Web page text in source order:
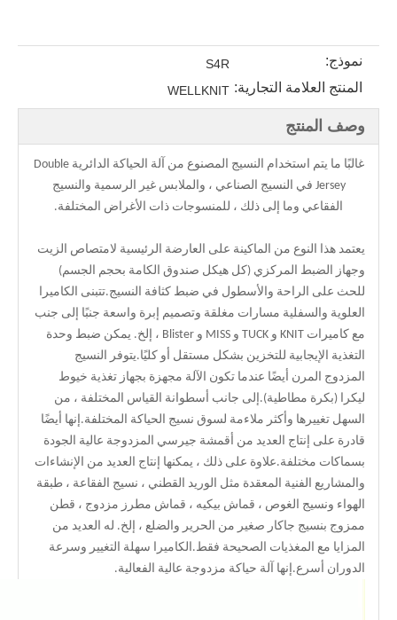
نموذج: S4R
المنتج العلامة التجارية: WELLKNIT
وصف المنتج
غالبًا ما يتم استخدام النسيج المصنوع من آلة الحياكة الدائرية Double
Jersey في النسيج الصناعي ، والملابس غير الرسمية والنسيج
الفقاعي وما إلى ذلك ، للمنسوجات ذات الأغراض المختلفة.
يعتمد هذا النوع من الماكينة على العارضة الرئيسية لامتصاص الزيت
وجهاز الضبط المركزي (كل هيكل صندوق الكامة بحجم الجسم)
للحث على الراحة والأسطول في ضبط كثافة النسيج.تتبنى الكاميرا
العلوية والسفلية مسارات مغلقة وتصميم إبرة واسعة جنبًا إلى جنب
مع كاميرات KNIT و TUCK و MISS و Blister ، إلخ. يمكن ضبط وحدة
التغذية الإيجابية للتخزين بشكل مستقل أو كليًا.يتوفر النسيج
المزدوج المرن أيضًا عندما تكون الآلة مجهزة بجهاز تغذية خيوط
ليكرا (بكرة مطاطية).إلى جانب أسطوانة القياس المختلفة ، من
السهل تغييرها وأكثر ملاءمة لسوق نسيج الحياكة المختلفة.إنها أيضًا
قادرة على إنتاج العديد من أقمشة جيرسي المزدوجة عالية الجودة
بسماكات مختلفة.علاوة على ذلك ، يمكنها إنتاج العديد من الإنشاءات
والمشاريع الفنية المعقدة مثل الوريد القطني ، نسيج الفقاعة ، طبقة
الهواء ونسيج الغوص ، قماش بيكيه ، قماش مطرز مزدوج ، قطن
ممزوج بنسيج جاكار صغير من الحرير والضلع ، إلخ. له العديد من
المزايا مع المغذيات الصحيحة فقط.الكاميرا سهلة التغيير وسرعة
الدوران أسرع.إنها آلة حياكة مزدوجة عالية الفعالية.